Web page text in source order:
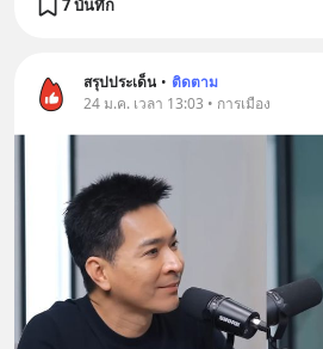
7 บันทึก
สรุปประเด็น • ติดตาม
24 ม.ค. เวลา 13:03 • การเมือง